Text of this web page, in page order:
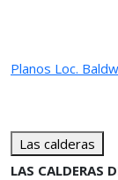
Planos Loc.
Las calderas
LAS CALDERAS